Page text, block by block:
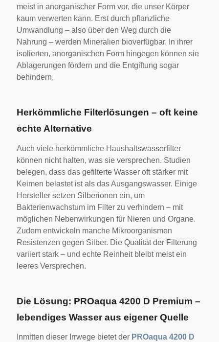
meist in anorganischer Form vor, die unser Körper
kaum verwerten kann. Erst durch pflanzliche
Umwandlung – also über den Weg durch die
Nahrung – werden Mineralien bioverfügbar. In ihrer
isolierten, anorganischen Form hingegen können sie
Ablagerungen fördern und die Entgiftung sogar
behindern.
Herkömmliche Filterlösungen – oft keine
echte Alternative
Auch viele herkömmliche Haushaltswasserfilter
können nicht halten, was sie versprechen. Studien
belegen, dass das gefilterte Wasser oft stärker mit
Keimen belastet ist als das Ausgangswasser. Einige
Hersteller setzen Silberionen ein, um
Bakterienwachstum im Filter zu verhindern – mit
möglichen Nebenwirkungen für Nieren und Organe.
Zudem entwickeln manche Mikroorganismen
Resistenzen gegen Silber. Die Qualität der Filterung
variiert stark – und echte Reinheit bleibt meist ein
leeres Versprechen.
Die Lösung: PROaqua 4200 D Premium –
lebendiges Wasser aus eigener Quelle
Inmitten dieser Irrwege bietet der PROaqua 4200 D